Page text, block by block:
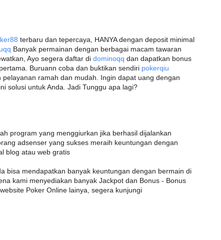
terbaru dan tepercaya, HANYA dengan deposit minimal
Banyak permainan dengan berbagai macam tawaran
Ayo segera daftar di dominoqq dan dapatkan bonus
Buruann coba dan buktikan sendiri pokerqiu
pelayanan ramah dan mudah. Ingin dapat uang dengan
solusi untuk Anda. Jadi Tunggu apa lagi?
program yang menggiurkan jika berhasil dijalankan
adsenser yang sukses meraih keuntungan dengan
blog atau web gratis
bisa mendapatkan banyak keuntungan dengan bermain di
kami menyediakan banyak Jackpot dan Bonus - Bonus
Poker Online lainya, segera kunjungi